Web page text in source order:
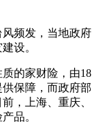
频发，当地政府
设。
的家财险，由18
保障，而政府部
，上海、重庆、
品。